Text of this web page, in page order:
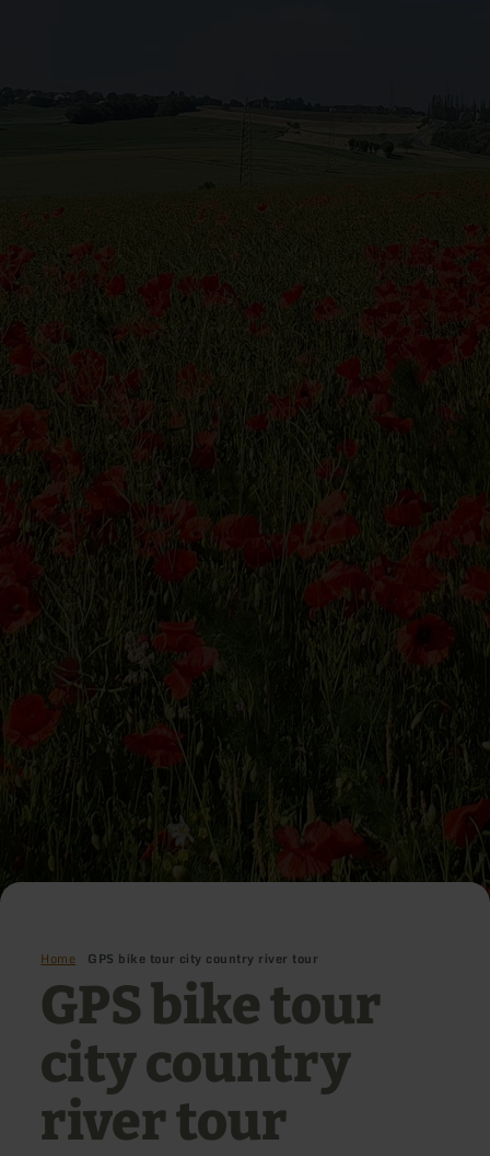
Home GPS bike tour city country river tour
GPS bike tour
city country
river tour